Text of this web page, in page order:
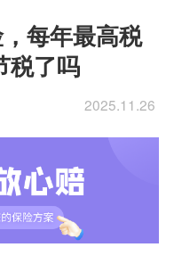
每年最高税
税了吗
2025.11.26